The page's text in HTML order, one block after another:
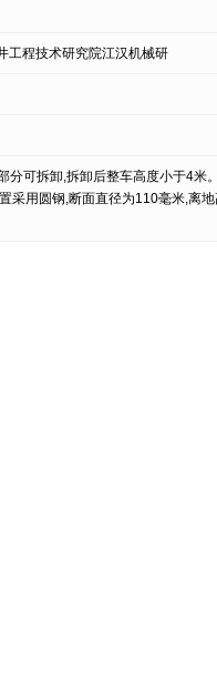
工程技术研究院江汉机械研
分可拆卸,拆卸后整车高度小于4米
采用圆钢,断面直径为110毫米,离